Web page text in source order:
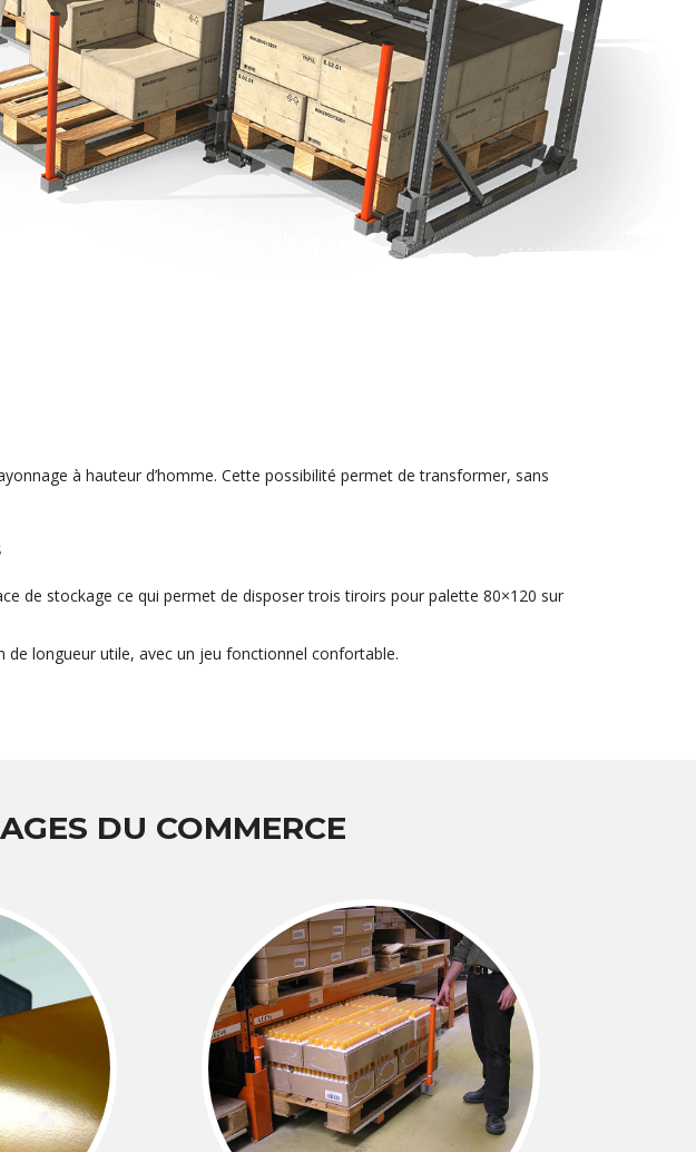
à hauteur d’homme. Cette possibilité permet de transformer, sans
de stockage ce qui permet de disposer trois tiroirs pour palette 80×120 sur
longueur utile, avec un jeu fonctionnel confortable.
DU COMMERCE